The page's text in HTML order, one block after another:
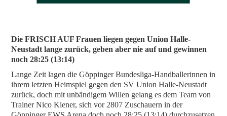
Die FRISCH AUF Frauen liegen gegen Union Halle-
Neustadt lange zurück, geben aber nie auf und gewinnen
noch 28:25 (13:14)
Lange Zeit lagen die Göppinger Bundesliga-Handballerinnen in
ihrem letzten Heimspiel gegen den SV Union Halle-Neustadt
zurück, doch mit unbändigem Willen gelang es dem Team von
Trainer Nico Kiener, sich vor 2807 Zuschauern in der